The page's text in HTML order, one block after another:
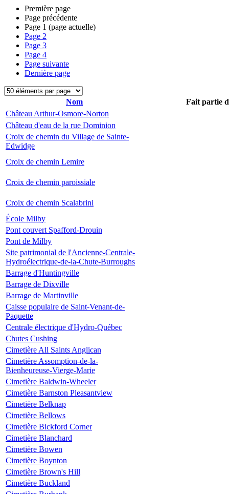
Première page
Page précédente
Page 1 (page actuelle)
Page 2
Page 3
Page 4
Page suivante
Dernière page
Nom
Fait partie
Château Arthur-Osmore-Norton
Château d'eau de la rue Dominion
Croix de chemin du Village de Sainte-
Edwidge
Croix de chemin Lemire
Croix de chemin paroissiale
Croix de chemin Scalabrini
École Milby
Pont couvert Spafford-Drouin
Pont de Milby
Site patrimonial de l'Ancienne-Centrale-
Hydroélectrique-de-la-Chute-Burroughs
Barrage d'Huntingville
Barrage de Dixville
Barrage de Martinville
Caisse populaire de Saint-Venant-de-
Paquette
Centrale électrique d'Hydro-Québec
Chutes Cushing
Cimetière All Saints Anglican
Cimetière Assomption-de-la-
Bienheureuse-Vierge-Marie
Cimetière Baldwin-Wheeler
Cimetière Barnston Pleasantview
Cimetière Belknap
Cimetière Bellows
Cimetière Bickford Corner
Cimetière Blanchard
Cimetière Bowen
Cimetière Boynton
Cimetière Brown's Hill
Cimetière Buckland